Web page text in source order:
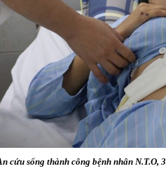
cứu sống thành công bệnh nhân